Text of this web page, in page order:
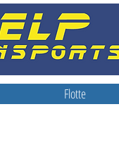
Flotte